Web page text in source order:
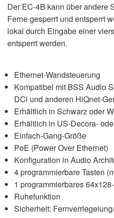
Der EC-4B kann über andere
Ferne gesperrt und entsperrt
lokal durch Eingabe einer
entsperrt werden.
Ethernet-Wandsteuerung
Kompatibel mit BSS Audio
DCi und anderen HiQnet-
Erhältlich in Schwarz oder
Erhältlich in US-Decora-
Einfach-Gang-Größe
PoE (Power Over Ethernet)
Konfiguration in Audio
4 programmierbare Tasten
1 programmierbares
Ruhefunktion
Sicherheit: